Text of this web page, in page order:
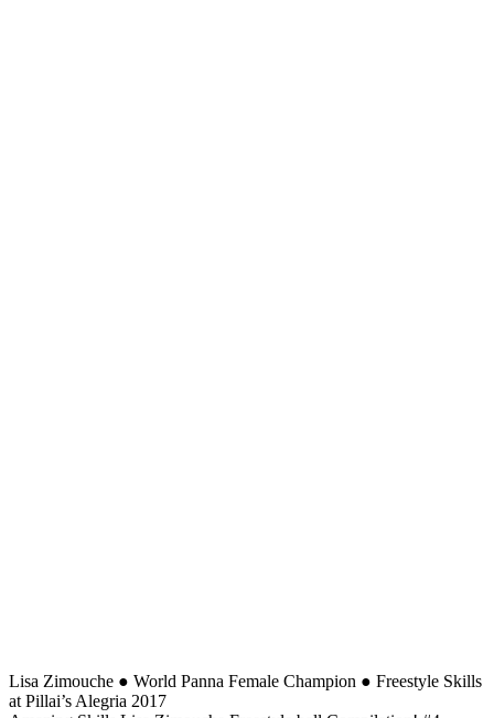
Lisa Zimouche ● World Panna Female Champion ● Freestyle Skills
at Pillai’s Alegria 2017